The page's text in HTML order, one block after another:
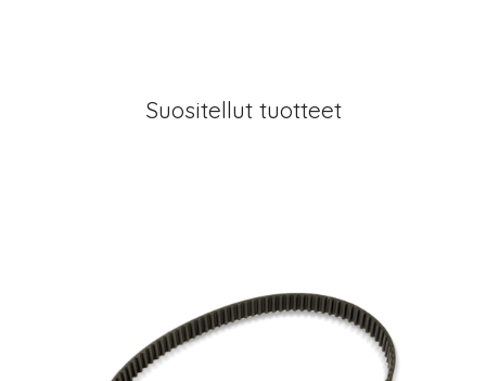
Suositellut tuotteet